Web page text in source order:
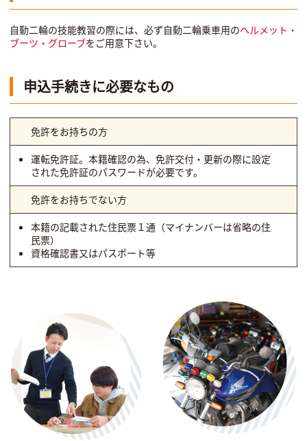
自動二輪の技能教習の際には、必ず自動二輪乗車用のヘルメット・
ブーツ・グローブをご用意下さい。
申込手続きに必要なもの
免許をお持ちの方
運転免許証。本籍確認の為、免許交付・更新の際に設定
された免許証のパスワードが必要です。
免許をお持ちでない方
本籍の記載された住民票１通（マイナンバーは省略の住
民票）
資格確認書又はパスポート等